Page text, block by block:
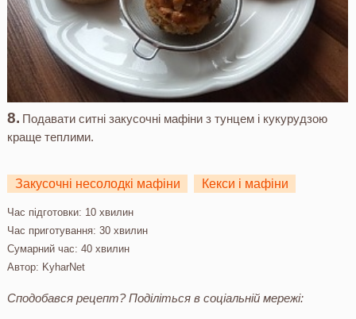
Подавати ситні закусочні мафіни з тунцем і кукурудзою
краще теплими.
Закусочні несолодкі мафіни Кекси і мафіни
Час підготовки: 10 хвилин
Час приготування: 30 хвилин
Сумарний час: 40 хвилин
Автор: KyharNet
Сподобався рецепт? Поділіться в соціальній мережі: